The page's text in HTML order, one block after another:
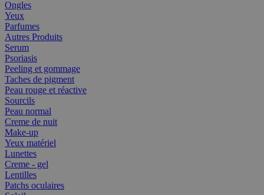
Ongles
Yeux
Parfumes
Autres Produits
Serum
Psoriasis
Peeling et gommage
Taches de pigment
Peau rouge et réactive
Sourcils
Peau normal
Creme de nuit
Make-up
Yeux matériel
Lunettes
Creme - gel
Lentilles
Patchs oculaires